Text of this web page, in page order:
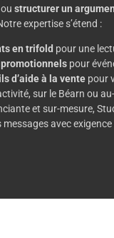
structurer un
expertise s’étend :
en trifold pour une
pour
d’aide à la ventepour
sur le Béarn ou
et sur-mesure,
messages avec